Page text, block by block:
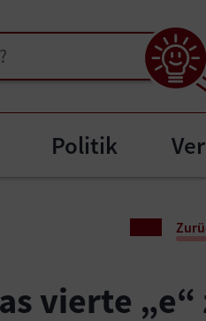
for
Politik
vierte „e“